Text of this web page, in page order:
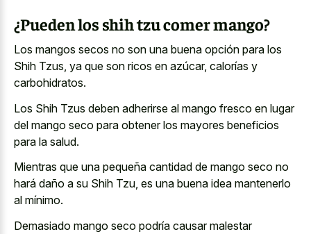
¿Pueden los shih tzu comer mango?
Los mangos secos no son una buena opción para los
Shih Tzus, ya que son ricos en azúcar, calorías y
carbohidratos.
Los Shih Tzus deben adherirse al mango fresco en lugar
del mango seco para obtener los mayores beneficios
para la salud.
Mientras que una pequeña cantidad de mango seco no
hará daño a su Shih Tzu, es una buena idea mantenerlo
al mínimo.
Demasiado mango seco podría causar malestar